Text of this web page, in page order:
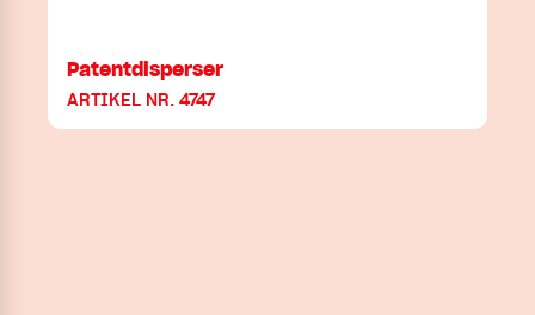
Patentdisperser
ARTIKEL NR. 4747